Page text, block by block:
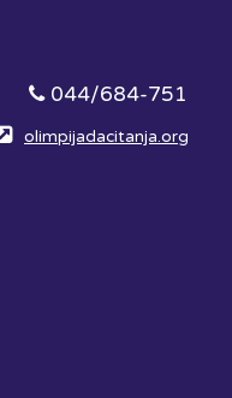
044/684-751
olimpijadacitanja.org